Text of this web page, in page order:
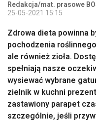
Redakcja/mat. prasowe
25-05-2021 15:15
Zdrowa dieta powinna
pochodzenia
ale również zioła.
spełniają nasze
wysiewać wybrane
zielnik w kuchni
zastawiony parapet
szczególnie, jeśli